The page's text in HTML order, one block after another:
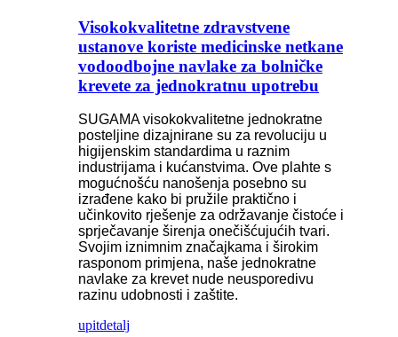
Visokokvalitetne zdravstvene
ustanove koriste medicinske netkane
vodoodbojne navlake za bolničke
krevete za jednokratnu upotrebu
SUGAMA visokokvalitetne jednokratne
posteljine dizajnirane su za revoluciju u
higijenskim standardima u raznim
industrijama i kućanstvima. Ove plahte s
mogućnošću nanošenja posebno su
izrađene kako bi pružile praktično i
učinkovito rješenje za održavanje čistoće i
sprječavanje širenja onečišćujućih tvari.
Svojim iznimnim značajkama i širokim
rasponom primjena, naše jednokratne
navlake za krevet nude neusporedivu
razinu udobnosti i zaštite.
upitdetalj